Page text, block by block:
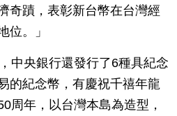
奇蹟，表彰新台幣在台灣經
位。」
中央銀行還發行了6種具紀念
的紀念幣，有慶祝千禧年龍
周年，以台灣本島為造型，